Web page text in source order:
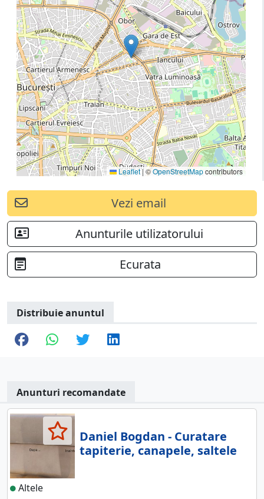
Leaflet|©OpenStreetMapcontributors
Vezi email
Anunturile utilizatorului
Ecurata
Distribuie anuntul
Anunturi recomandate
Daniel Bogdan - Curatare
tapiterie, canapele, saltele
Altele